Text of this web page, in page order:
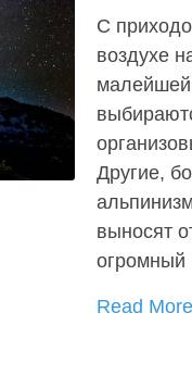
С
воздухе
Другие,
выносят
огромный
Read